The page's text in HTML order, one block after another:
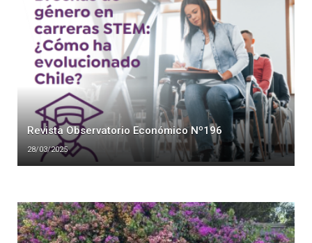
Revista Observatorio Económico Nº196
28/03/2025